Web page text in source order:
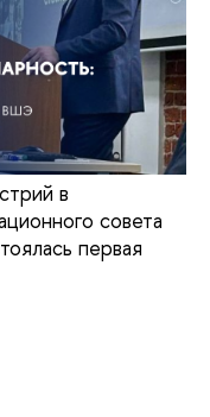
в
совета
первая